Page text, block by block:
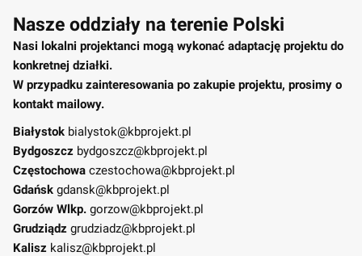
Nasze oddziały na terenie Polski
Nasi lokalni projektanci mogą wykonać adaptację projektu do
konkretnej działki.
W przypadku zainteresowania po zakupie projektu, prosimy o
kontakt mailowy.
Białystok bialystok@kbprojekt.pl
Bydgoszcz bydgoszcz@kbprojekt.pl
Częstochowa czestochowa@kbprojekt.pl
Gdańsk gdansk@kbprojekt.pl
Gorzów Wlkp. gorzow@kbprojekt.pl
Grudziądz grudziadz@kbprojekt.pl
Kalisz kalisz@kbprojekt.pl